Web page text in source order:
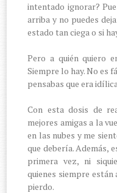
intentado ignorar?
arriba y no puedes
estado tan ciega o si
Pero a quién quiero
Siempre lo hay. No es
pensabas que era
Con esta dosis de
mejores amigas a la
en las nubes y me
que debería. Además,
primera vez, ni
quienes siempre
pierdo.